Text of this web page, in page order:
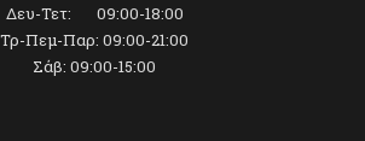
Δευ-Τετ: 09:00-18:00
Τρ-Πεμ-Παρ: 09:00-21:00
Σάβ: 09:00-15:00